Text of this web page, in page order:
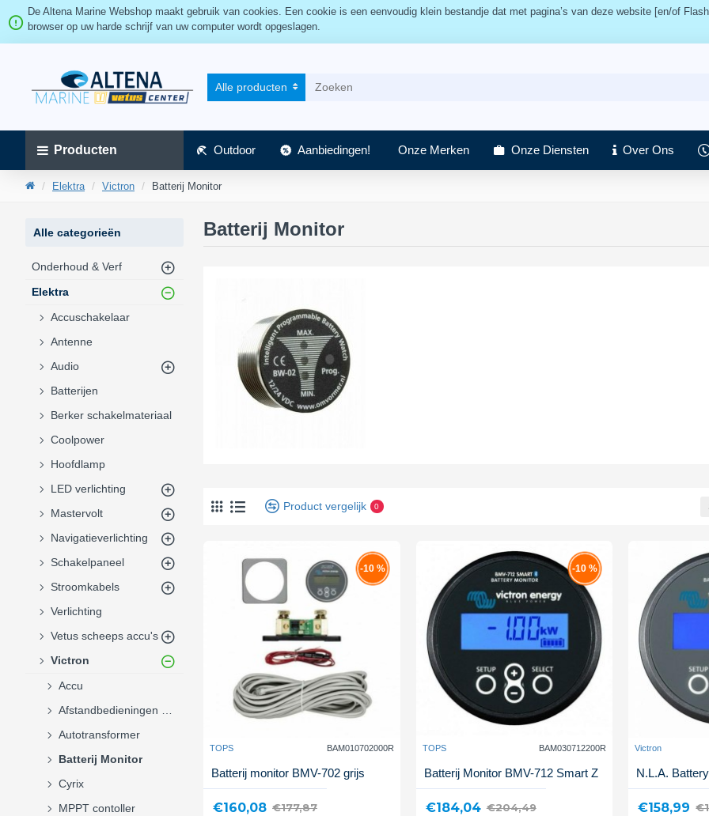
De Altena Marine Webshop maakt gebruik van cookies. Een cookie is een eenvoudig klein bestandje dat met pagina’s van deze website [en/of
browser op uw harde schrijf van uw computer wordt opgeslagen.
Alle producten
Producten Outdoor Aanbiedingen! Onze Merken Onze Diensten Over Ons
Elektra Victron Batterij Monitor
Alle categorieën
Onderhoud & Verf
Elektra
Accuschakelaar
Antenne
Audio
Batterijen
Berker schakelmateriaal
Coolpower
Hoofdlamp
LED verlichting
Mastervolt
Navigatieverlichting
Schakelpaneel
Stroomkabels
Verlichting
Vetus scheeps accu's
Victron
Accu
Autotransformer
Batterij Monitor
Cyrix
MPPT contoller
Batterij Monitor
Product vergelijk 0
-10 %
TOPS BAM010702000R
Batterij monitor BMV-702 grijs
€160,08 €177,87
-10 %
TOPS BAM030712200R
Batterij Monitor BMV-712 Smart Z
€184,04 €204,49
Victron
N.L.A.
€158,99